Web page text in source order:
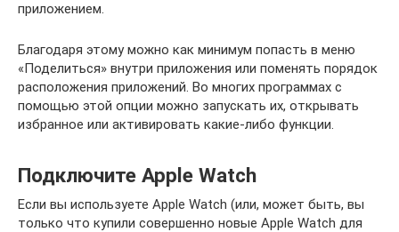
приложением.
Благодаря этому можно как минимум попасть в меню
«Поделиться» внутри приложения или поменять порядок
расположения приложений. Во многих программах с
помощью этой опции можно запускать их, открывать
избранное или активировать какие-либо функции.
Подключите Apple Watch
Если вы используете Apple Watch (или, может быть, вы
только что купили совершенно новые Apple Watch для